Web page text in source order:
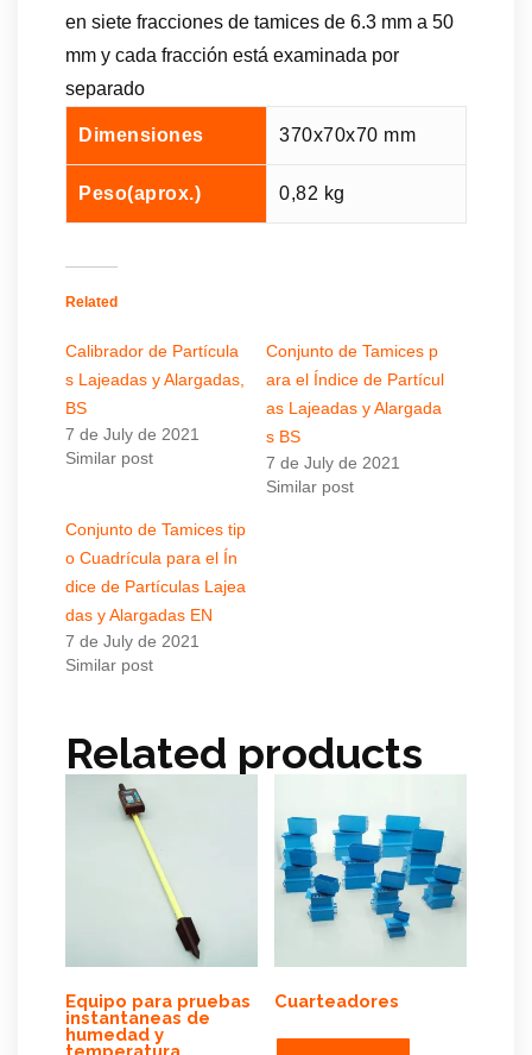
en siete fracciones de tamices de 6.3 mm a 50
mm y cada fracción está examinada por
separado
Dimensiones 370x70x70 mm
Peso(aprox.) 0,82 kg
Related
Calibrador de Partícula
s Lajeadas y Alargadas,
BS
7 de July de 2021
Similar post
Conjunto de Tamices p
ara el Índice de Partícul
as Lajeadas y Alargada
s BS
7 de July de 2021
Similar post
Conjunto de Tamices tip
o Cuadrícula para el Ín
dice de Partículas Lajea
das y Alargadas EN
7 de July de 2021
Similar post
Related products
Equipo para pruebas
instantaneas de
humedad y
Cuarteadores